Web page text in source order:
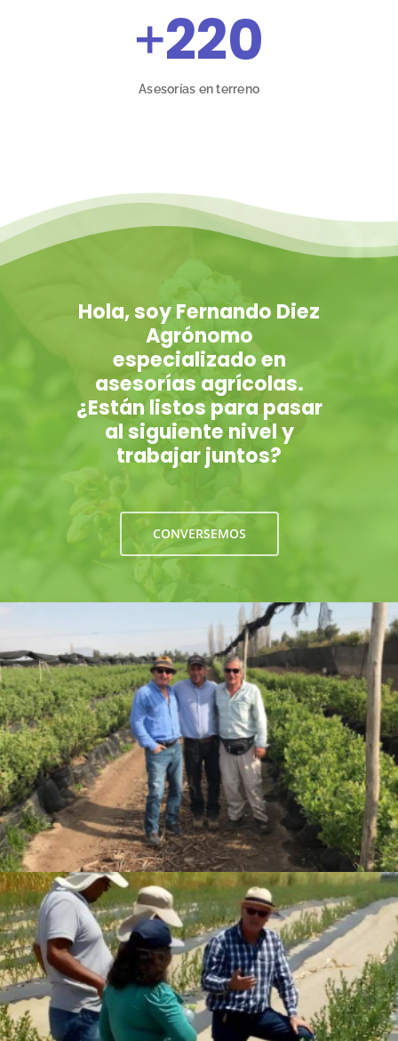
+220
Asesorías en terreno
Hola, soy Fernando Diez
Agrónomo
especializado en
asesorías agrícolas.
¿Están listos para pasar
al siguiente nivel y
trabajar juntos?
CONVERSEMOS